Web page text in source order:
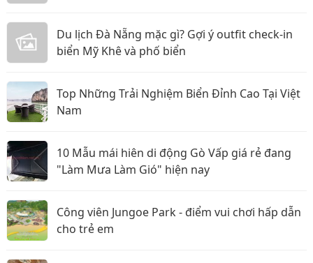
Du lịch Đà Nẵng mặc gì? Gợi ý outfit check-in
biển Mỹ Khê và phố biển
Top Những Trải Nghiệm Biển Đỉnh Cao Tại Việt
Nam
10 Mẫu mái hiên di động Gò Vấp giá rẻ đang
"Làm Mưa Làm Gió" hiện nay
Công viên Jungoe Park - điểm vui chơi hấp dẫn
cho trẻ em